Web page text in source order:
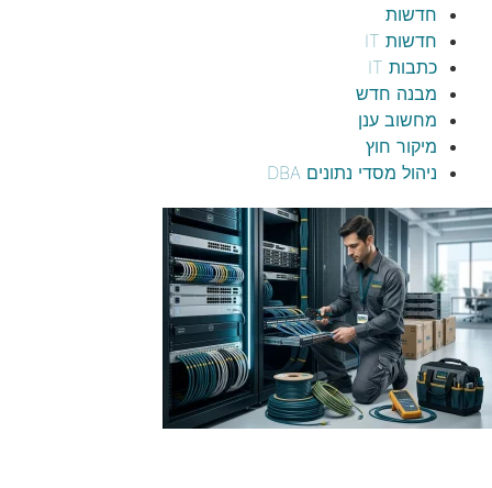
חדשות
חדשות IT
כתבות IT
מבנה חדש
מחשוב ענן
מיקור חוץ
ניהול מסדי נתונים DBA